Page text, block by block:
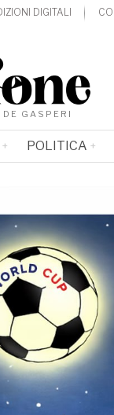
DIGITALI
GASPERI
POLITICA